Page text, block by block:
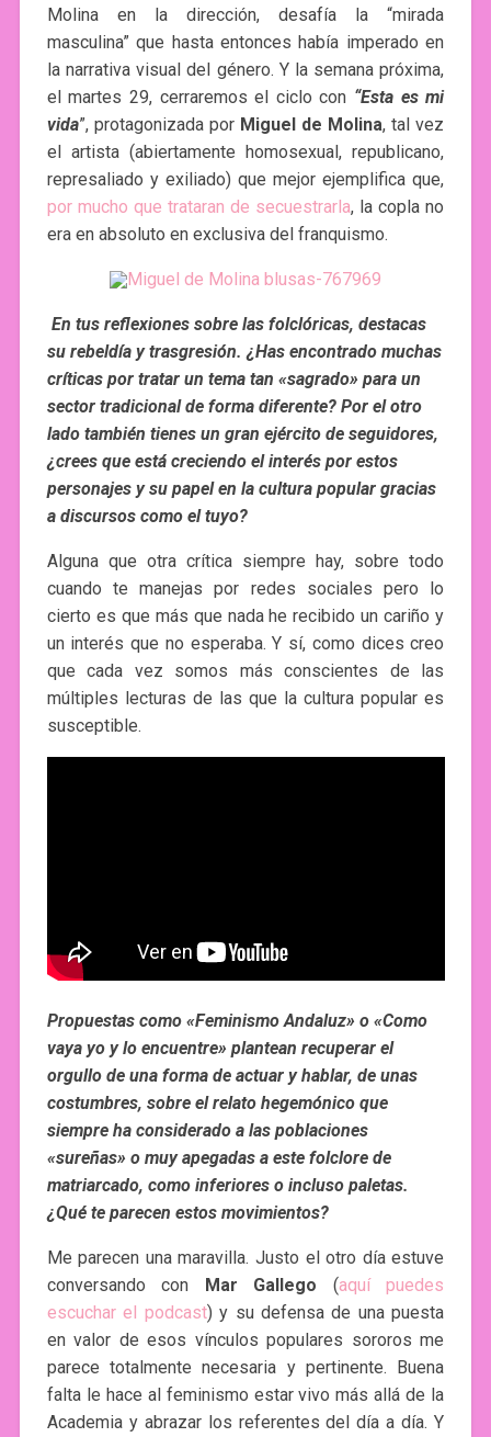
Molina en la dirección, desafía la “mirada
masculina” que hasta entonces había imperado en
la narrativa visual del género. Y la semana próxima,
el martes 29, cerraremos el ciclo con “Esta es mi
vida”, protagonizada por Miguel de Molina, tal vez
el artista (abiertamente homosexual, republicano,
represaliado y exiliado) que mejor ejemplifica que,
por mucho que trataran de secuestrarla, la copla no
era en absoluto en exclusiva del franquismo.
En tus reflexiones sobre las folclóricas, destacas
su rebeldía y trasgresión. ¿Has encontrado muchas
críticas por tratar un tema tan «sagrado» para un
sector tradicional de forma diferente? Por el otro
lado también tienes un gran ejército de seguidores,
¿crees que está creciendo el interés por estos
personajes y su papel en la cultura popular gracias
a discursos como el tuyo?
Alguna que otra crítica siempre hay, sobre todo
cuando te manejas por redes sociales pero lo
cierto es que más que nada he recibido un cariño y
un interés que no esperaba. Y sí, como dices creo
que cada vez somos más conscientes de las
múltiples lecturas de las que la cultura popular es
susceptible.
Propuestas como «Feminismo Andaluz» o «Como
vaya yo y lo encuentre» plantean recuperar el
orgullo de una forma de actuar y hablar, de unas
costumbres, sobre el relato hegemónico que
siempre ha considerado a las poblaciones
«sureñas» o muy apegadas a este folclore de
matriarcado, como inferiores o incluso paletas.
¿Qué te parecen estos movimientos?
Me parecen una maravilla. Justo el otro día estuve
conversando con Mar Gallego (aquí puedes
escuchar el podcast) y su defensa de una puesta
en valor de esos vínculos populares sororos me
parece totalmente necesaria y pertinente. Buena
falta le hace al feminismo estar vivo más allá de la
Academia y abrazar los referentes del día a día. Y